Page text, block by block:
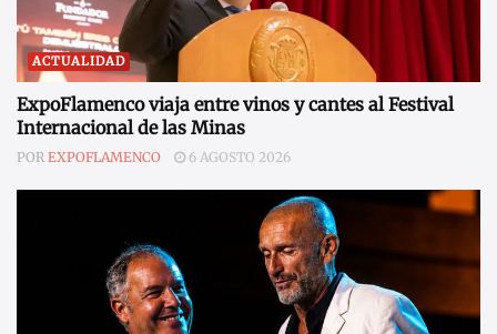
ACTUALIDAD
ExpoFlamenco viaja entre vinos y cantes al Festival
Internacional de las Minas
POR EXPOFLAMENCO 6 AGOSTO 2026